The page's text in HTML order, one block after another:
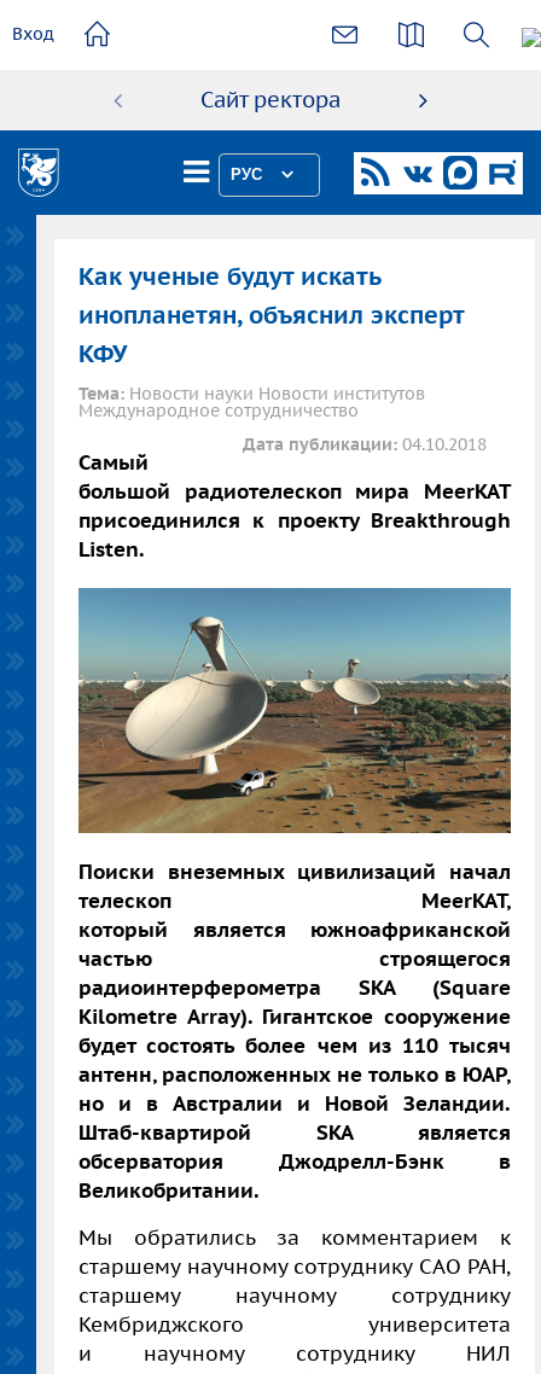
содержанию
Вход
Сайт ректора
РУС
Как ученые будут искать
инопланетян, объяснил эксперт
КФУ
Тема: Новости науки Новости институтов
Международное сотрудничество
Дата публикации: 04.10.2018
Самый
большой радиотелескоп мира MeerKAT
присоединился к проекту Breakthrough
Listen.
Поиски внеземных цивилизаций начал
телескоп MeerKAT,
который является южноафриканской
частью строящегося
радиоинтерферометра SKA (Square
Kilometre Array). Гигантское сооружение
будет состоять более чем из 110 тысяч
антенн, расположенных не только в ЮАР,
но и в Австралии и Новой Зеландии.
Штаб-квартирой SKA является
обсерватория Джодрелл-Бэнк в
Великобритании.
Мы обратились за комментарием к
старшему научному сотруднику САО РАН,
старшему научному сотруднику
Кембриджского университета
и научному сотруднику НИЛ